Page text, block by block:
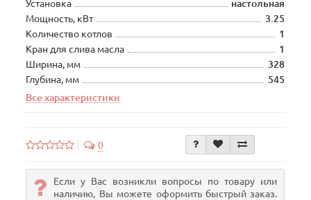
Установка
настольная
Мощность, кВт
3.25
Количество котлов
1
Кран для слива масла
1
Ширина, мм
328
Глубина, мм
545
Все характеристики
0
Если у Вас возникли вопросы по товару или
наличию, Вы можете оформить быстрый заказ.